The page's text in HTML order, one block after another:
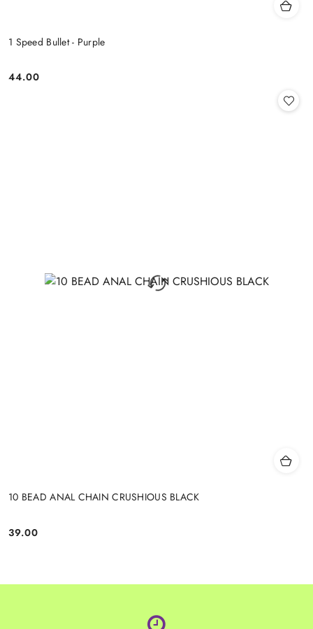
1 Speed Bullet - Purple
Cena:
44.00
10 BEAD ANAL CHAIN CRUSHIOUS BLACK
Cena:
39.00